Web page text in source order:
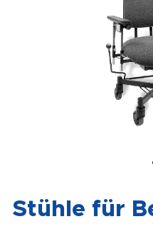
Stühle für